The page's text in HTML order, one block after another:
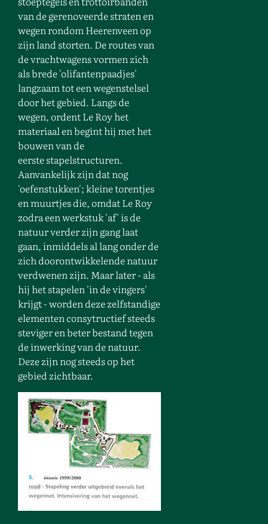
van de gerenoveerde straten en
wegen rondom Heerenveen op
zijn land storten. De routes van
de vrachtwagens vormen zich
als brede 'olifantenpaadjes'
langzaam tot een wegenstelsel
door het gebied. Langs de
wegen, ordent Le Roy het
materiaal en begint hij met het
bouwen van de
eerste stapelstructuren.
Aanvankelijk zijn dat nog
'oefenstukken'; kleine torentjes
en muurtjes die, omdat Le Roy
zodra een werkstuk 'af' is de
natuur verder zijn gang laat
gaan, inmiddels al lang onder de
zich doorontwikkelende natuur
verdwenen zijn. Maar later - als
hij het stapelen 'in de vingers'
krijgt - worden deze zelfstandige
elementen consytructief steeds
steviger en beter bestand tegen
de inwerking van de natuur.
Deze zijn nog steeds op het
gebied zichtbaar.